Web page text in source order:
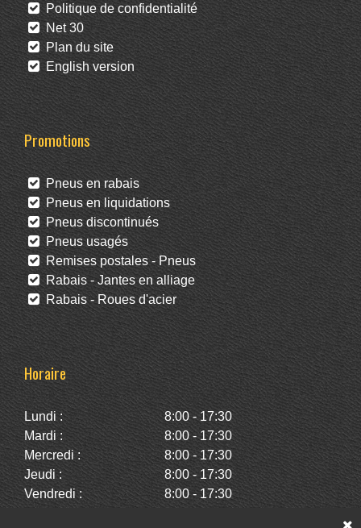
Politique de confidentialité
Net 30
Plan du site
English version
Promotions
Pneus en rabais
Pneus en liquidations
Pneus discontinués
Pneus usagés
Remises postales - Pneus
Rabais - Jantes en alliage
Rabais - Roues d'acier
Horaire
Lundi :
8:00 - 17:30
Mardi :
8:00 - 17:30
Mercredi :
8:00 - 17:30
Jeudi :
8:00 - 17:30
Vendredi :
8:00 - 17:30